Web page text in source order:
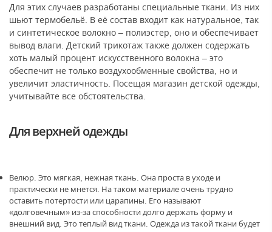
Для этих случаев разработаны специальные ткани. Из них
шьют термобельё. В её состав входит как натуральное, так
и синтетическое волокно – полиэстер, оно и обеспечивает
вывод влаги. Детский трикотаж также должен содержать
хоть малый процент искусственного волокна – это
обеспечит не только воздухообменные свойства, но и
увеличит эластичность. Посещая магазин детской одежды,
учитывайте все обстоятельства.
Для верхней одежды
Велюр. Это мягкая, нежная ткань. Она проста в уходе и
практически не мнется. На таком материале очень трудно
оставить потертости или царапины. Его называют
«долговечным» из-за способности долго держать форму и
внешний вид. Это теплый вид ткани. Одежда из такой ткани будет